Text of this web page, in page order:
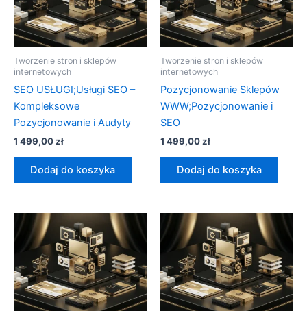
Tworzenie stron i sklepów
internetowych
SEO USŁUGI;Usługi SEO –
Kompleksowe
Pozycjonowanie i Audyty
1 499,00zł
Dodaj do koszyka
Tworzenie stron i sklepów
internetowych
Pozycjonowanie Sklepów
WWW;Pozycjonowanie i
SEO
1 499,00zł
Dodaj do koszyka